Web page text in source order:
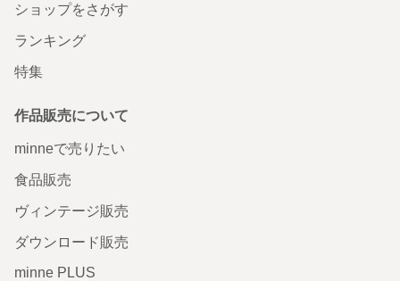
ショップをさがす
ランキング
特集
作品販売について
minneで売りたい
食品販売
ヴィンテージ販売
ダウンロード販売
minne PLUS